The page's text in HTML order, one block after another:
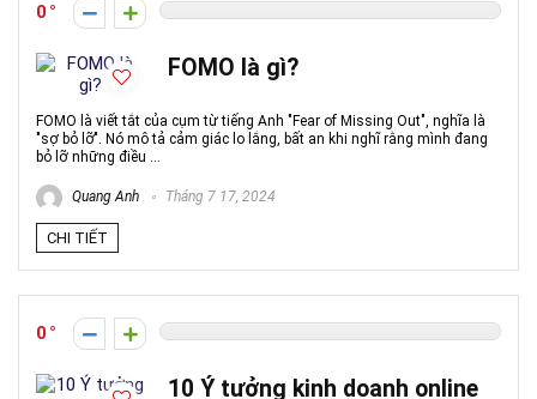
0
FOMO là gì?
FOMO là viết tắt của cụm từ tiếng Anh "Fear of Missing Out", nghĩa là
"sợ bỏ lỡ". Nó mô tả cảm giác lo lắng, bất an khi nghĩ rằng mình đang
bỏ lỡ những điều ...
Quang Anh Tháng 7 17, 2024
CHI TIẾT
0
10 Ý tưởng kinh doanh online